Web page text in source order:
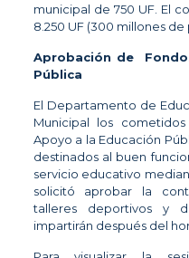
municipal de 750 UF. El
8.250 UF (300 millones
Aprobación de
Pública
El Departamento de
Municipal los
Apoyo a la Educación
destinados al buen
servicio educativo
solicitó aprobar la
talleres deportivos y
impartirán después del